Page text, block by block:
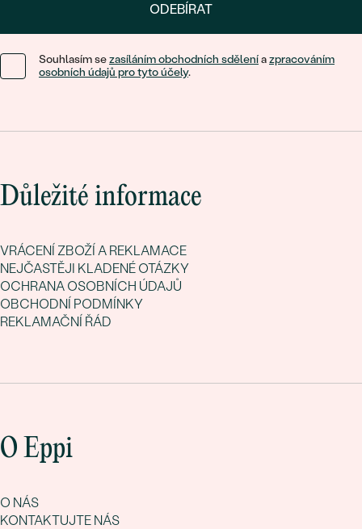
ODEBÍRAT
Souhlasím sezasíláním obchodních sděleníazpracováním
osobních údajů pro tyto účely.
Důležité informace
VRÁCENÍ ZBOŽÍ A REKLAMACE
NEJČASTĚJI KLADENÉ OTÁZKY
OCHRANA OSOBNÍCH ÚDAJŮ
OBCHODNÍ PODMÍNKY
REKLAMAČNÍ ŘÁD
O Eppi
O NÁS
KONTAKTUJTE NÁS